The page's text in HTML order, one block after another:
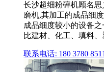
长沙超细粉碎机顾名
磨机,其加工的成品细
成品细度较小的设备
比建材、化工、填料、
联系电话: 180 3780 8511